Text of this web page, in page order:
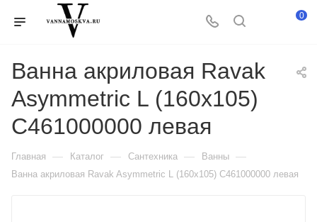
0
Ванна акриловая Ravak
Asymmetric L (160x105)
C461000000 левая
Главная — Каталог — Сантехника — Ванны —
Ванна акриловая Ravak Asymmetric L (160x105) C461000000 левая